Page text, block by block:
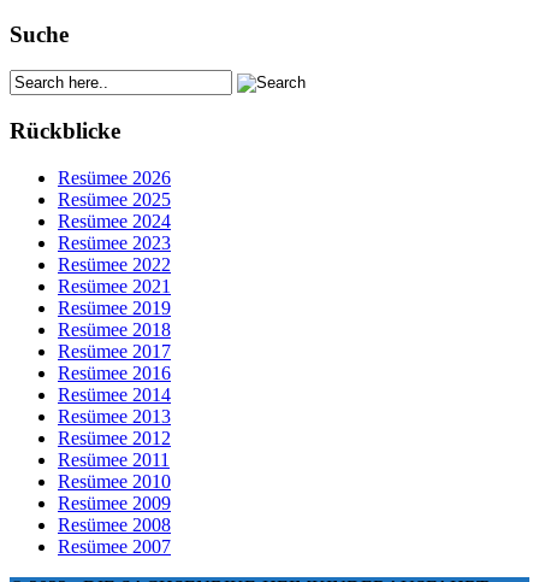
Suche
Rückblicke
Resümee 2026
Resümee 2025
Resümee 2024
Resümee 2023
Resümee 2022
Resümee 2021
Resümee 2019
Resümee 2018
Resümee 2017
Resümee 2016
Resümee 2014
Resümee 2013
Resümee 2012
Resümee 2011
Resümee 2010
Resümee 2009
Resümee 2008
Resümee 2007